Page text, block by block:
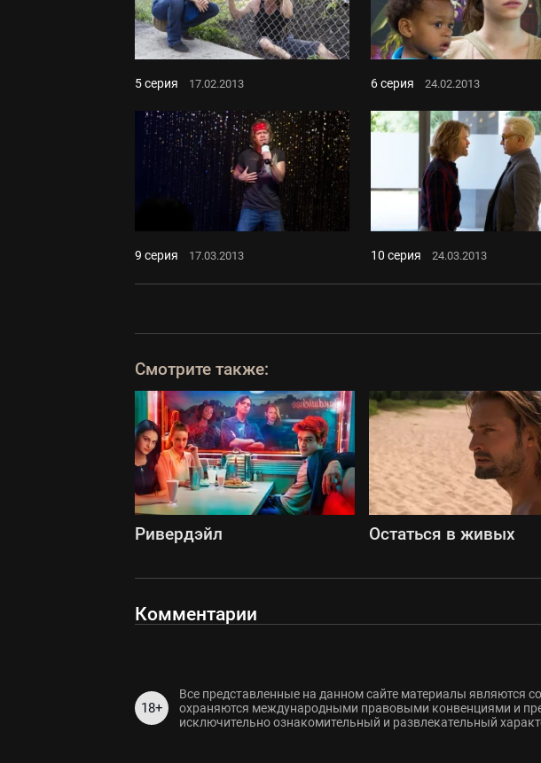
5 серия 17.02.2013 6 серия 24.02.2013
9 серия 17.03.2013 10 серия 24.03.2013
Смотрите также:
Ривердэйл Остаться в живых
Комментарии
18+
Все представленные на данном сайте материалы являются
охраняются международными правовыми конвенциями и
исключительно ознакомительный и развлекательный